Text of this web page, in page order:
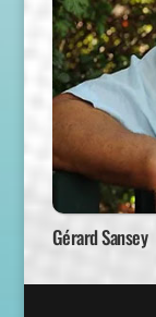
Gérard Sansey